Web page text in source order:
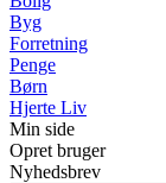
Byg
Forretning
Penge
Børn
Hjerte Liv
Min side
Opret bruger
Nyhedsbrev